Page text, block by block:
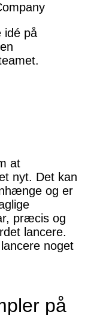
idé på
at
nyt. Det kan
og er
præcis og
lancere.
noget
på